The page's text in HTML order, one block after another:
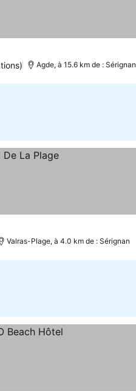
Agde, à 15.6 km de : Sérignan
Valras-Plage, à 4.0 km de : Sérignan